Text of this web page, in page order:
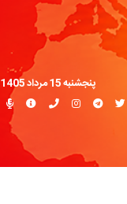
پنجشنبه 15 مرداد 1405